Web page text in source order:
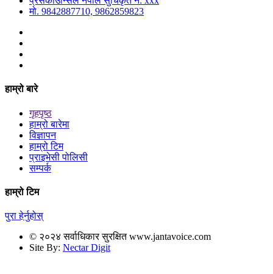
मो. 9842887710, 9862859823
हाम्रो बारे
गृहपृष्ठ
हाम्रो बारेमा
विज्ञापन
हाम्रो टिम
प्राइभेसी पोलिसी
सम्पर्क
हाम्रो टिम
पुरा हेर्नुहोस्
© २०२४ सर्वाधिकार सुरक्षित www.jantavoice.com
Site By: Nectar Digit